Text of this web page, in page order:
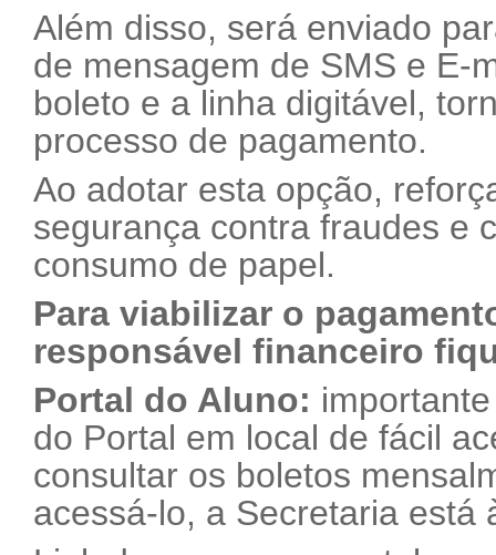
Além disso, será enviado
de mensagem de SMS e E-
boleto e a linha digitável,
processo de pagamento.
Ao adotar esta opção,
segurança contra fraudes e
consumo de papel.
Para viabilizar o
responsável financeiro
Portal do Aluno:
do Portal em local de fácil
consultar os boletos
acessá-lo, a Secretaria está